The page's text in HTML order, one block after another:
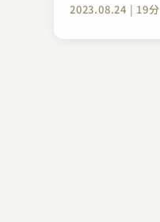
2023.08.24 | 19分